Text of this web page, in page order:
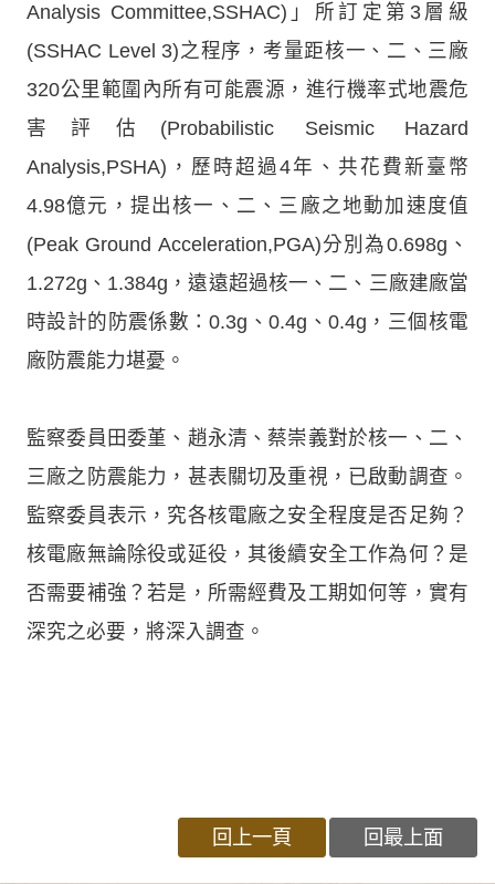
Analysis Committee,SSHAC)」所訂定第3層級
(SSHAC Level 3)之程序，考量距核一、二、三廠
320公里範圍內所有可能震源，進行機率式地震危
害評估(Probabilistic Seismic Hazard
Analysis,PSHA)，歷時超過4年、共花費新臺幣
4.98億元，提出核一、二、三廠之地動加速度值
(Peak Ground Acceleration,PGA)分別為0.698g、
1.272g、1.384g，遠遠超過核一、二、三廠建廠當
時設計的防震係數：0.3g、0.4g、0.4g，三個核電
廠防震能力堪憂。
監察委員田委堇、趙永清、蔡崇義對於核一、二、
三廠之防震能力，甚表關切及重視，已啟動調查。
監察委員表示，究各核電廠之安全程度是否足夠？
核電廠無論除役或延役，其後續安全工作為何？是
否需要補強？若是，所需經費及工期如何等，實有
深究之必要，將深入調查。
回上一頁 回最上面